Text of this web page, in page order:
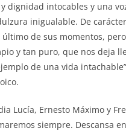
dignidad intocables y una
inigualable. De
de sus momentos,
y tan puro, que nos deja
de una vida
Lucía, Ernesto Máximo y
siempre. Descansa